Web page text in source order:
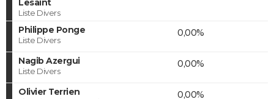
Lesaint
Liste Divers
Philippe Ponge
Liste Divers
0,00%
Nagib Azergui
Liste Divers
0,00%
Olivier Terrien 0,00%